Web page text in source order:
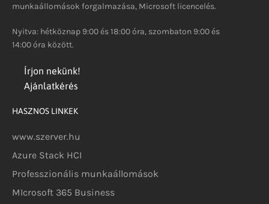
munkaállomások forgalmazása, Microsoft licencelés.
Nyitva: hétköznap 9:00 és 18:00 óra, szombaton 9:00 és
14:00 óra között.
Írjon nekünk!
Ajánlatkérés
HASZNOS LINKEK
www.szerver.hu
Azure Stack HCI
Professzionális munkaállomások
MIcrosoft 365 Business